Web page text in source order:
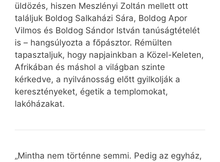
üldözés, hiszen Meszlényi Zoltán mellett ott
találjuk Boldog Salkaházi Sára, Boldog Apor
Vilmos és Boldog Sándor István tanúságtételét
is – hangsúlyozta a főpásztor. Rémülten
tapasztaljuk, hogy napjainkban a Közel-Keleten,
Afrikában és máshol a világban szinte
kérkedve, a nyilvánosság előtt gyilkolják a
keresztényeket, égetik a templomokat,
lakóházakat.
„Mintha nem történne semmi. Pedig az egyház,